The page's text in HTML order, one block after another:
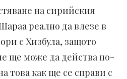
на сирийския
реално да влезе в
с Хизбула, защото
ще може да действа по-
това как ще се справи с